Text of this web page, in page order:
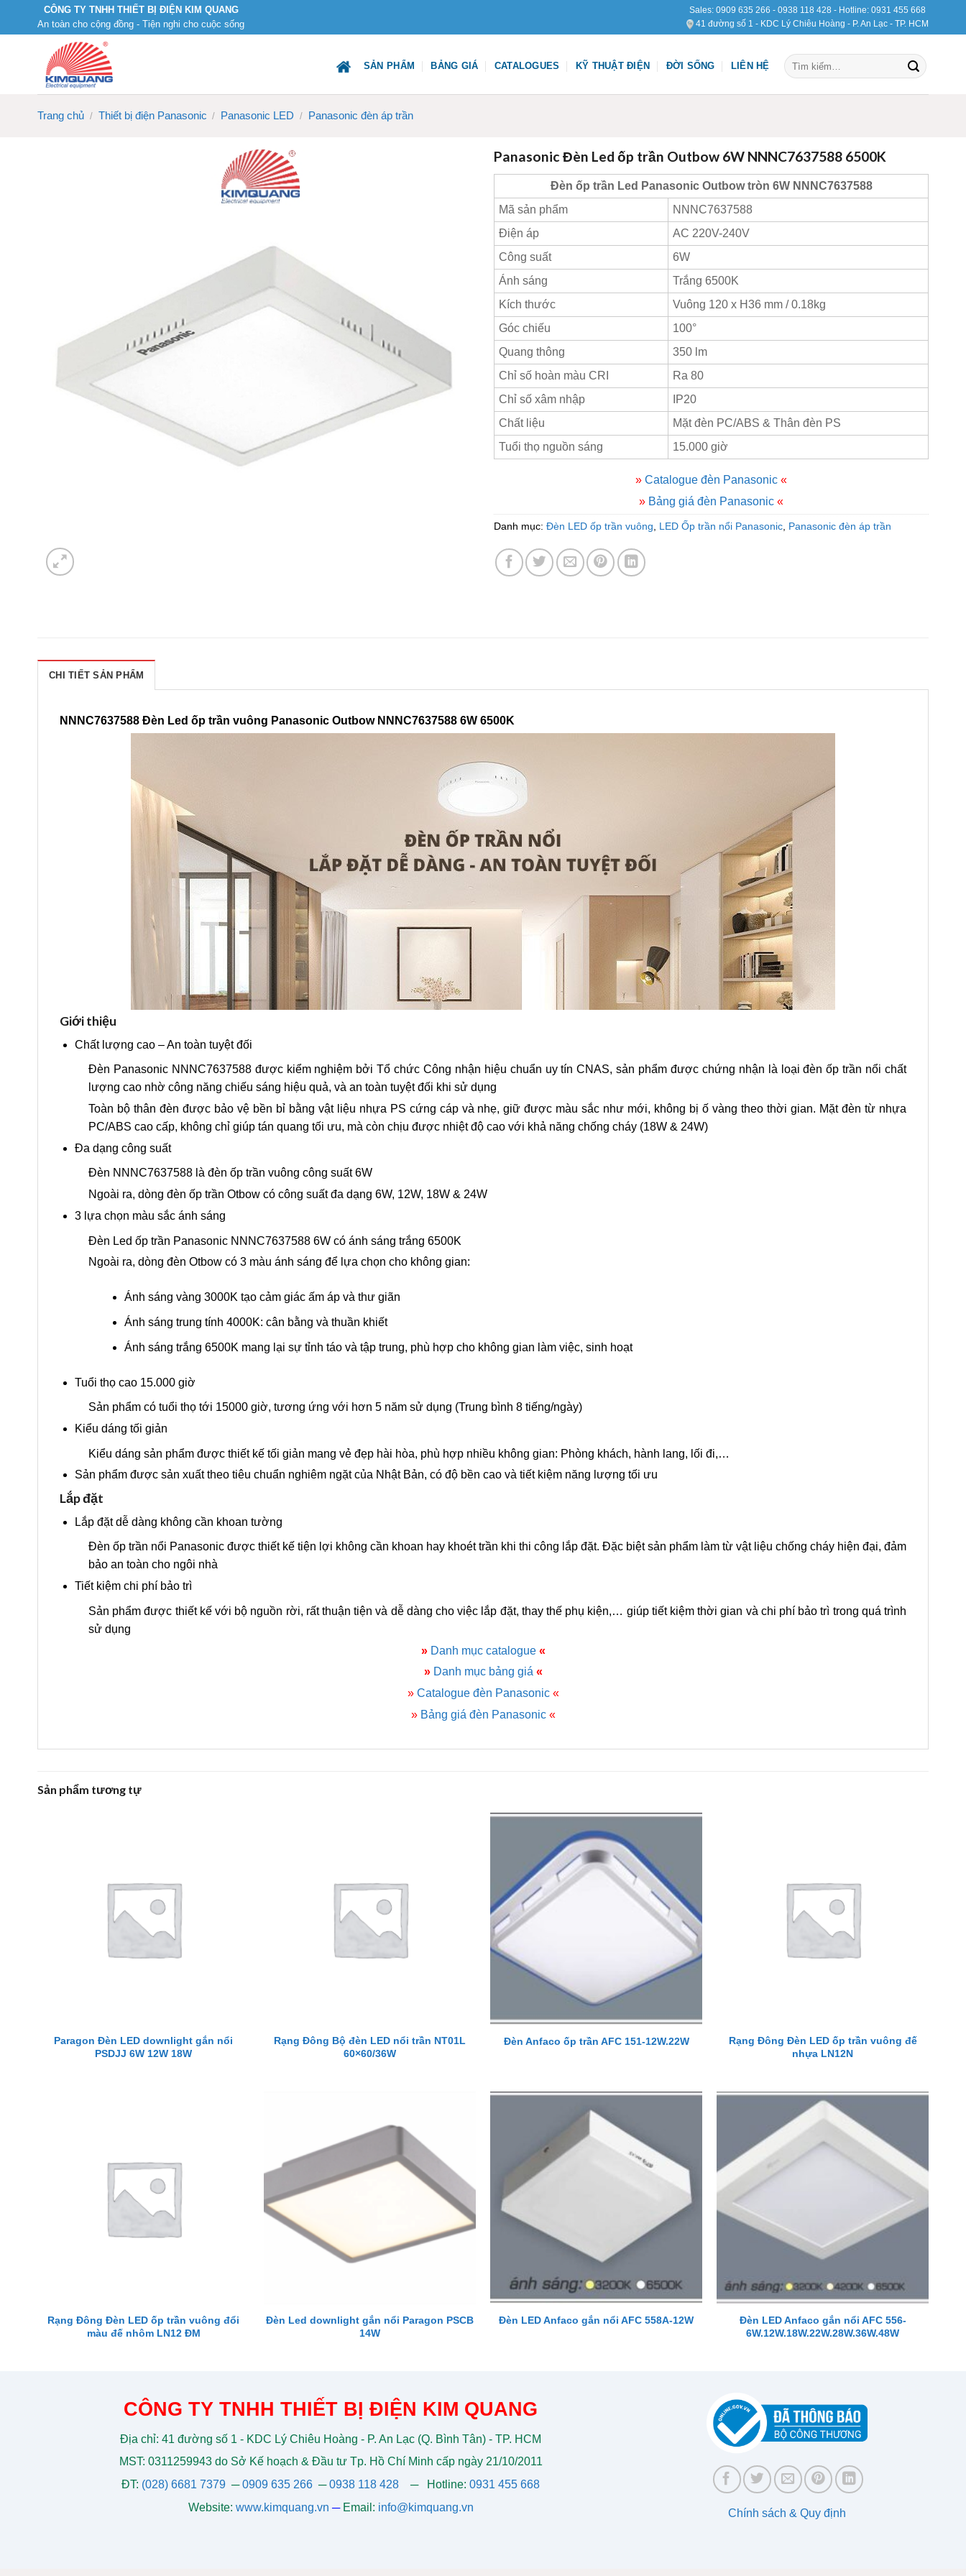
CÔNG TY TNHH THIẾT BỊ ĐIỆN KIM QUANG
An toàn cho cộng đồng - Tiện nghi cho cuộc sống
Sales: 0909 635 266 - 0938 118 428 - Hotline: 0931 455 668
41 đường số 1 - KDC Lý Chiêu Hoàng - P. An Lạc - TP. HCM
SẢN PHẨM BẢNG GIÁ CATALOGUES KỸ THUẬT ĐIỆN ĐỜI SỐNG LIÊN HỆ
Tìm
kiếm:
Trang chủ / Thiết bị điện Panasonic / Panasonic LED / Panasonic đèn áp trần
Panasonic Đèn Led ốp trần Outbow 6W NNNC7637588 6500K
Đèn ốp trần Led Panasonic Outbow tròn 6W NNNC7637588
Mã sản phẩm
NNNC7637588
Điện áp
AC 220V-240V
Công suất
6W
Ánh sáng
Trắng 6500K
Kích thước
Vuông 120 x H36 mm / 0.18kg
Góc chiếu
100°
Quang thông
350 lm
Chỉ số hoàn màu CRI
Ra 80
Chỉ số xâm nhập
IP20
Chất liệu
Mặt đèn PC/ABS & Thân đèn PS
Tuổi thọ nguồn sáng
15.000 giờ
» Catalogue đèn Panasonic «
» Bảng giá đèn Panasonic «
Danh mục: Đèn LED ốp trần vuông LED Ốp trần nổi Panasonic Panasonic đèn áp trần
CHI TIẾT SẢN PHẨM
NNNC7637588 Đèn Led ốp trần vuông Panasonic Outbow NNNC7637588 6W 6500K
Giới thiệu
Chất lượng cao – An toàn tuyệt đối
Đèn Panasonic NNNC7637588 được kiểm nghiệm bởi Tổ chức Công nhận hiệu chuẩn uy tín CNAS, sản phẩm được chứng nhận là loại đèn ốp trần nổi chất
lượng cao nhờ công năng chiếu sáng hiệu quả, và an toàn tuyệt đối khi sử dụng
Toàn bộ thân đèn được bảo vệ bền bỉ bằng vật liệu nhựa PS cứng cáp và nhẹ, giữ được màu sắc như mới, không bị ố vàng theo thời gian. Mặt đèn từ nhựa
PC/ABS cao cấp, không chỉ giúp tán quang tối ưu, mà còn chịu được nhiệt độ cao với khả năng chống cháy (18W & 24W)
Đa dạng công suất
Đèn NNNC7637588 là đèn ốp trần vuông công suất 6W
Ngoài ra, dòng đèn ốp trần Otbow có công suất đa dạng 6W, 12W, 18W & 24W
3 lựa chọn màu sắc ánh sáng
Đèn Led ốp trần Panasonic NNNC7637588 6W có ánh sáng trắng 6500K
Ngoài ra, dòng đèn Otbow có 3 màu ánh sáng để lựa chọn cho không gian:
Ánh sáng vàng 3000K tạo cảm giác ấm áp và thư giãn
Ánh sáng trung tính 4000K: cân bằng và thuần khiết
Ánh sáng trắng 6500K mang lại sự tỉnh táo và tập trung, phù hợp cho không gian làm việc, sinh hoạt
Tuổi thọ cao 15.000 giờ
Sản phẩm có tuổi thọ tới 15000 giờ, tương ứng với hơn 5 năm sử dụng (Trung bình 8 tiếng/ngày)
Kiểu dáng tối giản
Kiểu dáng sản phẩm được thiết kế tối giản mang vẻ đẹp hài hòa, phù hợp nhiều không gian: Phòng khách, hành lang, lối đi,…
Sản phẩm được sản xuất theo tiêu chuẩn nghiêm ngặt của Nhật Bản, có độ bền cao và tiết kiệm năng lượng tối ưu
Lắp đặt
Lắp đặt dễ dàng không cần khoan tường
Đèn ốp trần nổi Panasonic được thiết kế tiện lợi không cần khoan hay khoét trần khi thi công lắp đặt. Đặc biệt sản phẩm làm từ vật liệu chống cháy hiện đại, đảm
bảo an toàn cho ngôi nhà
Tiết kiệm chi phí bảo trì
Sản phẩm được thiết kế với bộ nguồn rời, rất thuận tiện và dễ dàng cho việc lắp đặt, thay thế phụ kiện,… giúp tiết kiệm thời gian và chi phí bảo trì trong quá trình
sử dụng
» Danh mục catalogue «
» Danh mục bảng giá «
»Catalogue đèn Panasonic«
»Bảng giá đèn Panasonic«
Sản phẩm tương tự
Paragon Đèn LED downlight gắn nổi
PSDJJ 6W 12W 18W
Rạng Đông Bộ đèn LED nổi trần NT01L
60×60/36W
Đèn Anfaco ốp trần AFC 151-12W.22W
Rạng Đông Đèn LED ốp trần vuông đế
nhựa LN12N
Rạng Đông Đèn LED ốp trần vuông đổi
màu đế nhôm LN12 ĐM
Đèn Led downlight gắn nổi Paragon PSCB
14W
Đèn LED Anfaco gắn nổi AFC 558A-12W
Đèn LED Anfaco gắn nổi AFC 556-
6W.12W.18W.22W.28W.36W.48W
CÔNG TY TNHH THIẾT BỊ ĐIỆN KIM QUANG
Địa chỉ: 41 đường số 1 - KDC Lý Chiêu Hoàng - P. An Lạc (Q. Bình Tân) - TP. HCM
MST: 0311259943 do Sở Kế hoạch & Đầu tư Tp. Hồ Chí Minh cấp ngày 21/10/2011
ĐT: (028) 6681 7379 ─0909 635 266 ─0938 118 428 ─ Hotline: 0931 455 668
Website: www.kimquang.vn ─ Email: info@kimquang.vn Chính sách & Quy định